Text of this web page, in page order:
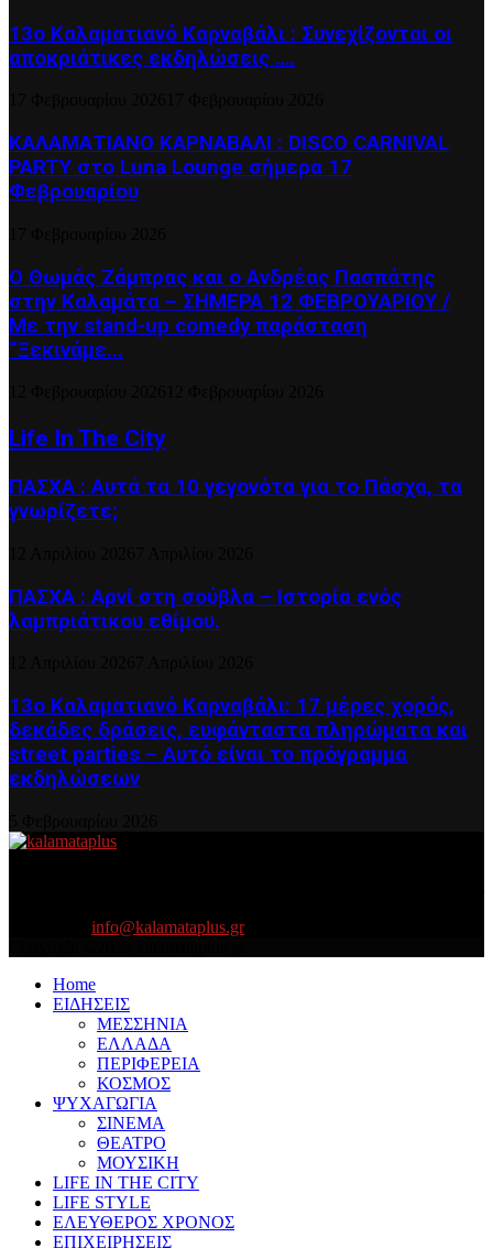
13ο Καλαματιανό Καρναβάλι : Συνεχίζονται οι
αποκριάτικες εκδηλώσεις ….
ΚΑΛΑΜΑΤΙΑΝΟ ΚΑΡΝΑΒΑΛΙ : DISCO CARNIVAL
PARTY στο Luna Lounge σήμερα 17
Φεβρουαρίου
Ο Θωμάς Ζάμπρας και ο Ανδρέας Πασπάτης
στην Καλαμάτα – ΣΗΜΕΡΑ 12 ΦΕΒΡΟΥΑΡΙΟΥ /
Με την stand-up comedy παράσταση
“Ξεκινάμε...
Life In The City
ΠΑΣΧΑ : Αυτά τα 10 γεγονότα για το Πάσχα, τα
γνωρίζετε;
ΠΑΣΧΑ : Αρνί στη σούβλα – Ιστορία ενός
λαμπριάτικου εθίμου.
13ο Καλαματιανό Καρναβάλι: 17 μέρες χορός,
δεκάδες δράσεις, ευφάνταστα πληρώματα και
street parties – Αυτό είναι το πρόγραμμα
εκδηλώσεων
info@kalamataplus.gr
Home
ΕΙΔΗΣΕΙΣ
ΜΕΣΣΗΝΙΑ
ΕΛΛΑΔΑ
ΠΕΡΙΦΕΡΕΙΑ
ΚΟΣΜΟΣ
ΨΥΧΑΓΩΓΙΑ
ΣΙΝΕΜΑ
ΘΕΑΤΡΟ
ΜΟΥΣΙΚΗ
LIFE IN THE CITY
LIFE STYLE
ΕΛΕΥΘΕΡΟΣ ΧΡΟΝΟΣ
ΕΠΙΧΕΙΡΗΣΕΙΣ